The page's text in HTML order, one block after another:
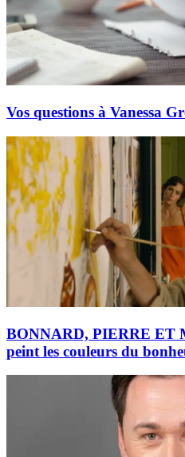
Vos questions à Vanessa
BONNARD, PIERRE ET
peint les couleurs du